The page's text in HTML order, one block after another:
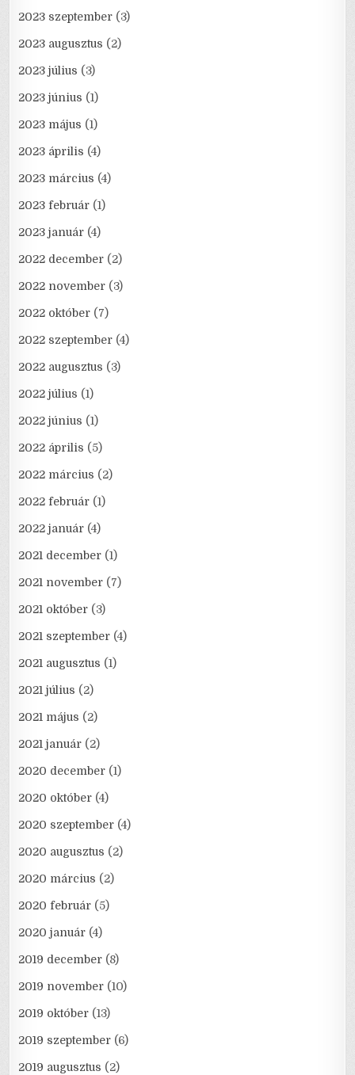
2023 szeptember (3)
2023 augusztus (2)
2023 július (3)
2023 június (1)
2023 május (1)
2023 április (4)
2023 március (4)
2023 február (1)
2023 január (4)
2022 december (2)
2022 november (3)
2022 október (7)
2022 szeptember (4)
2022 augusztus (3)
2022 július (1)
2022 június (1)
2022 április (5)
2022 március (2)
2022 február (1)
2022 január (4)
2021 december (1)
2021 november (7)
2021 október (3)
2021 szeptember (4)
2021 augusztus (1)
2021 július (2)
2021 május (2)
2021 január (2)
2020 december (1)
2020 október (4)
2020 szeptember (4)
2020 augusztus (2)
2020 március (2)
2020 február (5)
2020 január (4)
2019 december (8)
2019 november (10)
2019 október (13)
2019 szeptember (6)
2019 augusztus (2)